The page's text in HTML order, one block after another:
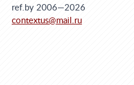
ref.by 2006—2026
contextus@mail.ru